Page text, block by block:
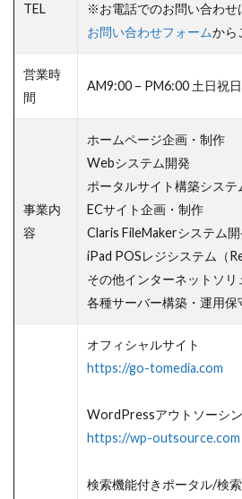
TEL
※お電話でのお問い合わせ
お問い合わせフォームから
営業時
間
AM9:00 – PM6:00 土日祝
事業内
容
ホームページ企画・制作
Webシステム開発
ポータルサイト構築システ
ECサイト企画・制作
Claris FileMakerシステム開
iPad POSレジシステム（
その他インターネットソ
各種サーバー構築・運用保
オフィシャルサイト
https://go-tomedia.com
WordPressアウトソーシ
https://wp-outsource.com
検索機能付きポータル/検